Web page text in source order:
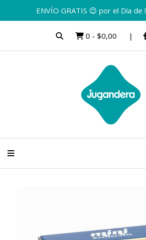
ENVÍO GRATIS 😊 por el Día de
0 - $0,00